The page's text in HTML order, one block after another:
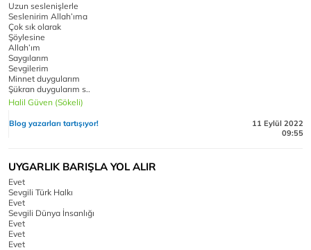
Uzun seslenişlerle
Seslenirim Allah’ıma
Çok sık olarak
Şöylesine
Allah’ım
Saygılarım
Sevgilerim
Minnet duygularım
Şükran duygularım s..
Halil Güven (Sökeli)
Blog yazarları tartışıyor!
11 Eylül 2022
09:55
UYGARLIK BARIŞLA YOL ALIR
Evet
Sevgili Türk Halkı
Evet
Sevgili Dünya İnsanlığı
Evet
Evet
Evet